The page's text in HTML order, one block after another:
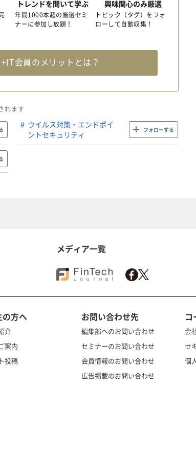
トレンドを聞いて学ぶ
年間1000本超の厳選セミ
ナーに参加し放題！
興味関心のみ厳選
トピック（タグ）をフォ
ローして自動収集！
会員のメリットとは？
れます
ウイルス対策・エンドポイ
ントセキュリティ
フォローする
メディア一覧
の方へ
介
案内
投稿
お問い合わせ先
編集部へのお問い合わせ
セミナーのお問い合わせ
会員情報のお問い合わせ
広告掲載のお問い合わせ
コ
会
セ
個